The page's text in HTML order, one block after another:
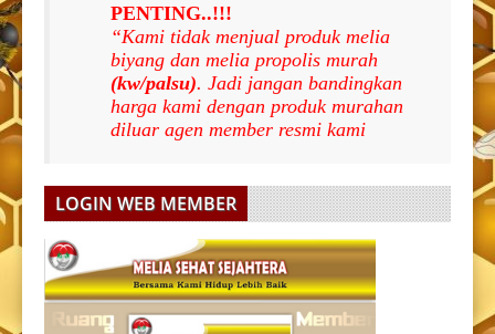
PENTING..!!!
“Kami tidak menjual produk melia
biyang dan melia propolis murah
(kw/palsu). Jadi jangan bandingkan
harga kami dengan produk murahan
diluar agen member resmi kami
LOGIN WEB MEMBER